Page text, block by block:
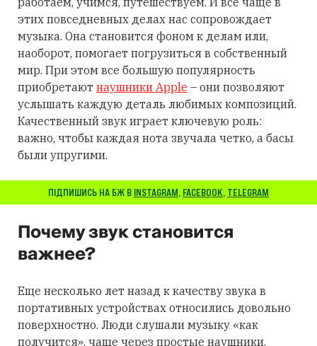
этих повседневных делах нас сопровождает
музыка. Она становится фоном к делам или,
наоборот, помогает погрузиться в собственный
мир. При этом все большую популярность
приобретают наушники Apple – они позволяют
услышать каждую деталь любимых композиций.
Качественный звук играет ключевую роль:
важно, чтобы каждая нота звучала четко, а басы
были упругими.
ПІДПИШИСЬ НА БЖ В INSTAGRAM, FACEBOOK, TELEGRAM
Почему звук становится
важнее?
Еще несколько лет назад к качеству звука в
портативных устройствах относились довольно
поверхностно. Люди слушали музыку «как
получится», чаще через простые наушники,